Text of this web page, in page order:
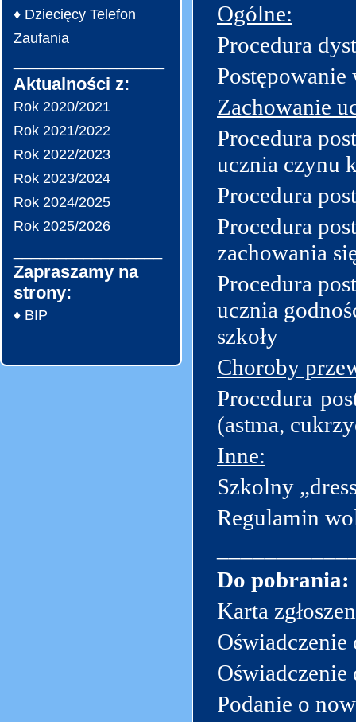
♦ Dziecięcy Telefon
Zaufania
Aktualności z:
Rok 2020/2021
Rok 2021/2022
Rok 2022/2023
Rok 2023/2024
Rok 2024/2025
Rok 2025/2026
Zapraszamy na
strony:
♦ BIP
Ogólne:
Procedura
Zachowanie
Procedura
ucznia czynu
Procedura
Procedura
zachowania
Procedura
ucznia
szkoły
Choroby
Procedura
(astma,
Inne:
Szkolny
Regulamin
Do pobrania:
Karta
Oświadczenie
Podanie o